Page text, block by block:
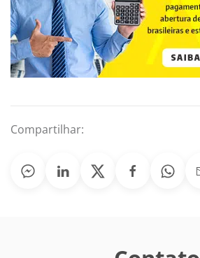
Compartilhar: